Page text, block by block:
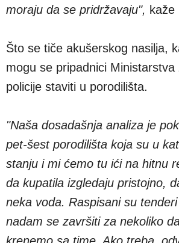
moraju da se pridržavaju", kaže
Što se tiče akušerskog nasilja,
mogu se pripadnici Ministarstva
policije staviti u porodilišta.
"Naša dosadašnja analiza je
pet-šest porodilišta koja su u
stanju i mi ćemo tu ići na hitnu
da kupatila izgledaju pristojno,
neka voda. Raspisani su
nadam se završiti za nekoliko